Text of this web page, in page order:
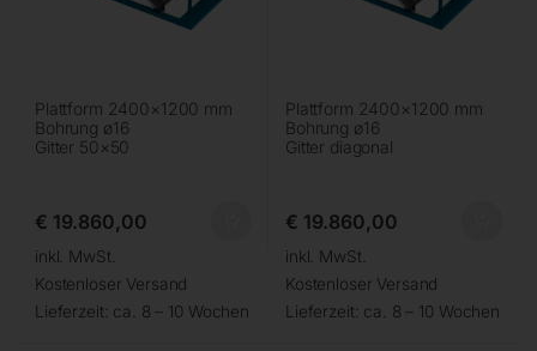
Plattform 2400×1200 mm
Bohrung ø16
Gitter 50×50
€ 19.860,00
inkl. MwSt.
Kostenloser Versand
Lieferzeit: ca. 8 – 10 Wochen
Plattform 2400×1200 mm
Bohrung ø16
Gitter diagonal
€ 19.860,00
inkl. MwSt.
Kostenloser Versand
Lieferzeit: ca. 8 – 10 Wochen